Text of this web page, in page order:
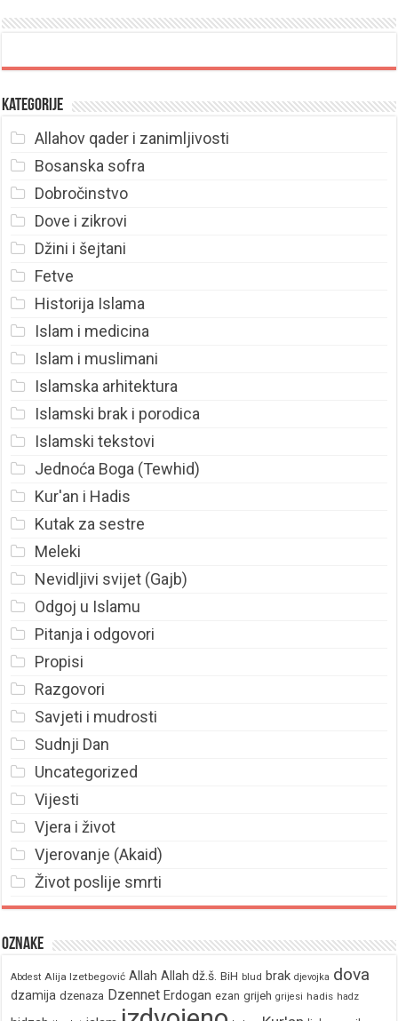
Kategorije
Allahov qader i zanimljivosti
Bosanska sofra
Dobročinstvo
Dove i zikrovi
Džini i šejtani
Fetve
Historija Islama
Islam i medicina
Islam i muslimani
Islamska arhitektura
Islamski brak i porodica
Islamski tekstovi
Jednoća Boga (Tewhid)
Kur'an i Hadis
Kutak za sestre
Meleki
Nevidljivi svijet (Gajb)
Odgoj u Islamu
Pitanja i odgovori
Propisi
Razgovori
Savjeti i mudrosti
Sudnji Dan
Uncategorized
Vijesti
Vjera i život
Vjerovanje (Akaid)
Život poslije smrti
Oznake
Abdest Alija Izetbegović Allah Allah dž.š. BiH blud brak djevojka dova
dzamija dzenaza Dzennet Erdogan ezan grijeh grijesi hadis hadz